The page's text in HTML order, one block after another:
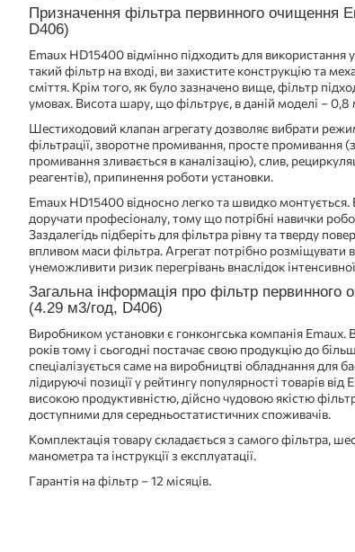
Призначення фільтра первинного очищення
D406)
Emaux HD15400 відмінно підходить для
такий фільтр на вході, ви захистите конструкцію та
сміття. Крім того, як було зазначено вище, фільтр
умовах. Висота шару, що фільтрує, в даній моделі – 0,8
Шестиходовий клапан агрегату дозволяє вибрати
фільтрації, зворотне промивання, просте промивання
промивання зливається в каналізацію), слив,
реагентів), припинення роботи установки.
Emaux HD15400 відносно легко та швидко монтується.
доручати професіоналу, тому що потрібні навички
Заздалегідь підберіть для фільтра рівну та тверду
впливом маси фільтра. Агрегат потрібно розміщувати
унеможливити ризик перегрівань внаслідок
Загальна інформація про фільтр
(4.29 м3/год, D406)
Виробником установки є гонконгська компанія Emaux.
років тому і сьогодні постачає свою продукцію до
спеціалізується саме на виробництві обладнання для
лідируючі позиції у рейтингу популярності товарів
високою продуктивністю, дійсно чудовою якістю
доступними для середньостатистичних споживачів.
Комплектація товару складається з самого фільтра,
манометра та інструкції з експлуатації.
Гарантія на фільтр – 12 місяців.